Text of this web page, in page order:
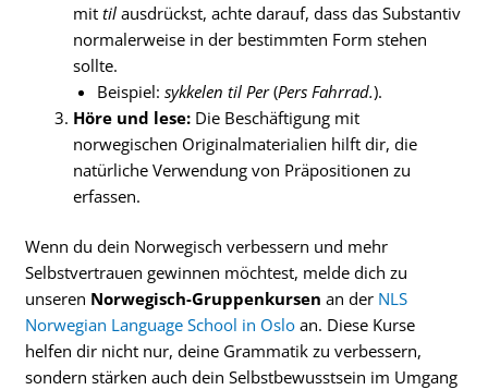
mittil ausdrückst, achte darauf, dass das Substantiv
normalerweise in der bestimmten Form stehen
sollte.
Beispiel:sykkelen til Per(Pers Fahrrad.).
Höre und lese: Die Beschäftigung mit
norwegischen Originalmaterialien hilft dir, die
natürliche Verwendung von Präpositionen zu
erfassen.
Wenn du dein Norwegisch verbessern und mehr
Selbstvertrauen gewinnen möchtest, melde dich zu
unseren Norwegisch-Gruppenkursen an der NLS
Norwegian Language School in Oslo an. Diese Kurse
helfen dir nicht nur, deine Grammatik zu verbessern,
sondern stärken auch dein Selbstbewusstsein im Umgang